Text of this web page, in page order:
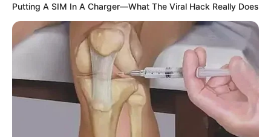
Putting A SIM In A Charger—What The Viral Hack Really Does